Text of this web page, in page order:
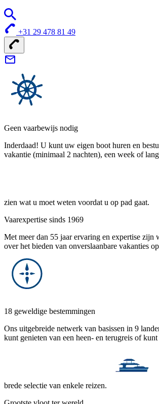
+31 29 478 81 49
Geen vaarbewijs nodig
Inderdaad! U kunt uw eigen boot huren en
vakantie (minimaal 2 nachten), een week of
zien wat u moet weten voordat u op pad gaat.
Vaarexpertise sinds 1969
Met meer dan 55 jaar ervaring en expertise zijn
over het bieden van onverslaanbare vakanties
18 geweldige bestemmingen
Ons uitgebreide netwerk van basissen in 9
kunt genieten van een heen- en terugreis of
brede selectie van enkele reizen.